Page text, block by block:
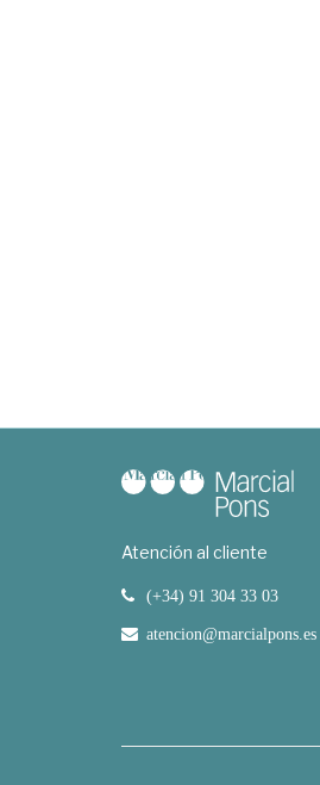
Atención al cliente
(+34) 91 304 33 03
atencion@marcialpons.es